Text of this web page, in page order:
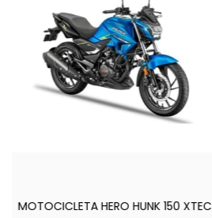
MOTOCICLETA HERO HUNK 150 XTEC